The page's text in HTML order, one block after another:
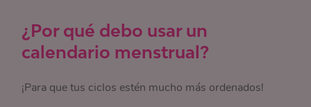
¿Por qué debo usar un
calendario menstrual?
¡Para que tus ciclos estén mucho más ordenados!